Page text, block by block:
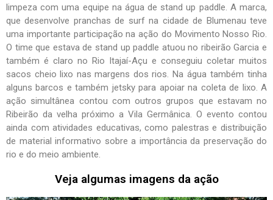
limpeza com uma equipe na água de stand up paddle. A marca,
que desenvolve pranchas de surf na cidade de Blumenau teve
uma importante participação na ação do Movimento Nosso Rio.
O time que estava de stand up paddle atuou no ribeirão Garcia e
também é claro no Rio Itajaí-Açu e conseguiu coletar muitos
sacos cheio lixo nas margens dos rios. Na água também tinha
alguns barcos e também jetsky para apoiar na coleta de lixo. A
ação simultânea contou com outros grupos que estavam no
Ribeirão da velha próximo a Vila Germânica.
O evento contou
ainda com atividades educativas, como palestras e distribuição
de material informativo sobre a importância da preservação do
rio e do meio ambiente.
Veja algumas imagens da ação